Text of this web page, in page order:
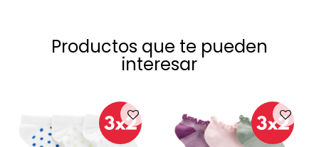
Productos que te pueden
interesar